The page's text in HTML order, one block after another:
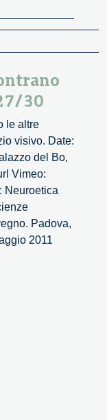
30
le altre
visivo. Date:
del Bo,
Vimeo:
Neuroetica
Padova,
2011